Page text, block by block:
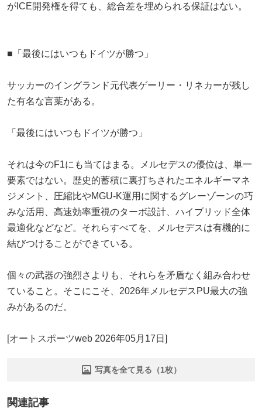
がICE開発権を得ても、総合差を埋められる保証はない。
■「最後にはいつもドイツが勝つ」
サッカーのイングランド元代表ゲーリー・リネカーが残し
た有名な言葉がある。
「最後にはいつもドイツが勝つ」
それは今のF1にも当てはまる。メルセデスの優位は、単一
要素ではない。歴史的蓄積に裏打ちされたエネルギーマネ
ジメント、圧縮比やMGU-K運用に関するグレーゾーンの巧
みな活用、高速効率重視のターボ設計、ハイブリッド全体
最適化などなど。それらすべてを、メルセデスは有機的に
結びつけることができている。
個々の武器の強烈さよりも、それらを矛盾なく組み合わせ
ていること。そこにこそ、2026年メルセデスPU最大の強
みがあるのだ。
[オートスポーツweb 2026年05月17日]
写真を全て見る（1枚）
関連記事